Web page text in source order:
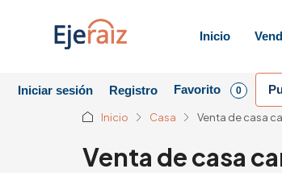
Inicio
Iniciar sesión Registro Favorito 0
Inicio Casa Venta de casa
Venta de casa